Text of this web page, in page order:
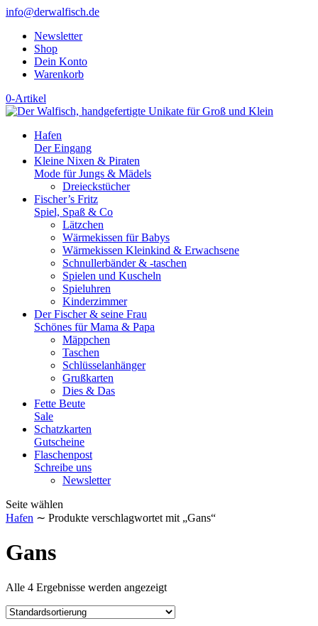
info@derwalfisch.de
Newsletter
Shop
Dein Konto
Warenkorb
0-Artikel
Hafen
Der Eingang
Kleine Nixen & Piraten
Mode für Jungs & Mädels
Dreieckstücher
Fischer’s Fritz
Spiel, Spaß & Co
Lätzchen
Wärmekissen für Babys
Wärmekissen Kleinkind & Erwachsene
Schnullerbänder & -taschen
Spielen und Kuscheln
Spieluhren
Kinderzimmer
Der Fischer & seine Frau
Schönes für Mama & Papa
Mäppchen
Taschen
Schlüsselanhänger
Grußkarten
Dies & Das
Fette Beute
Sale
Schatzkarten
Gutscheine
Flaschenpost
Schreibe uns
Newsletter
Seite wählen
Hafen ∼ Produkte verschlagwortet mit „Gans“
Gans
Alle 4 Ergebnisse werden angezeigt